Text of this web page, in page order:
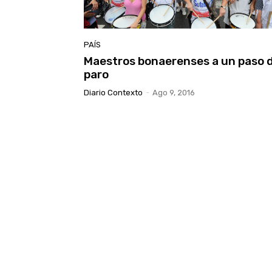
PAÍS
Maestros bonaerenses a un paso
paro
Diario Contexto - Ago 9, 2016